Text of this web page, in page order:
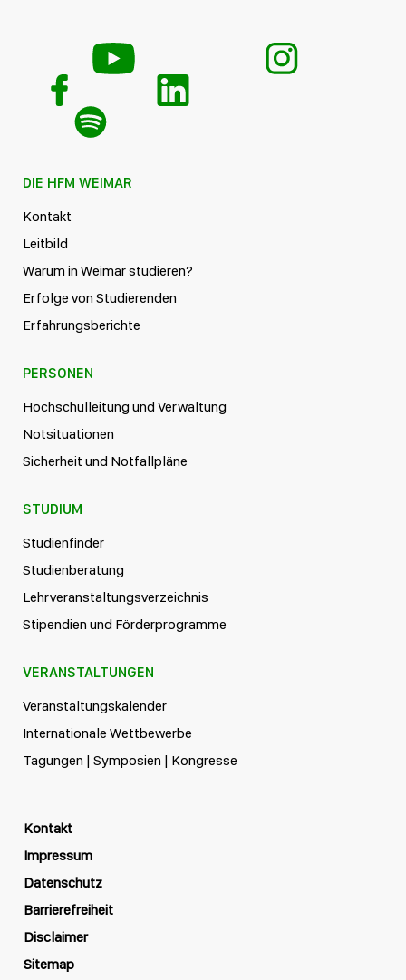
DIE HFM WEIMAR
Kontakt
Leitbild
Warum in Weimar studieren?
Erfolge von Studierenden
Erfahrungsberichte
PERSONEN
Hochschulleitung und Verwaltung
Notsituationen
Sicherheit und Notfallpläne
STUDIUM
Studienfinder
Studienberatung
Lehrveranstaltungsverzeichnis
Stipendien und Förderprogramme
VERANSTALTUNGEN
Veranstaltungskalender
Internationale Wettbewerbe
Tagungen | Symposien | Kongresse
Kontakt
Impressum
Datenschutz
Barrierefreiheit
Disclaimer
Sitemap